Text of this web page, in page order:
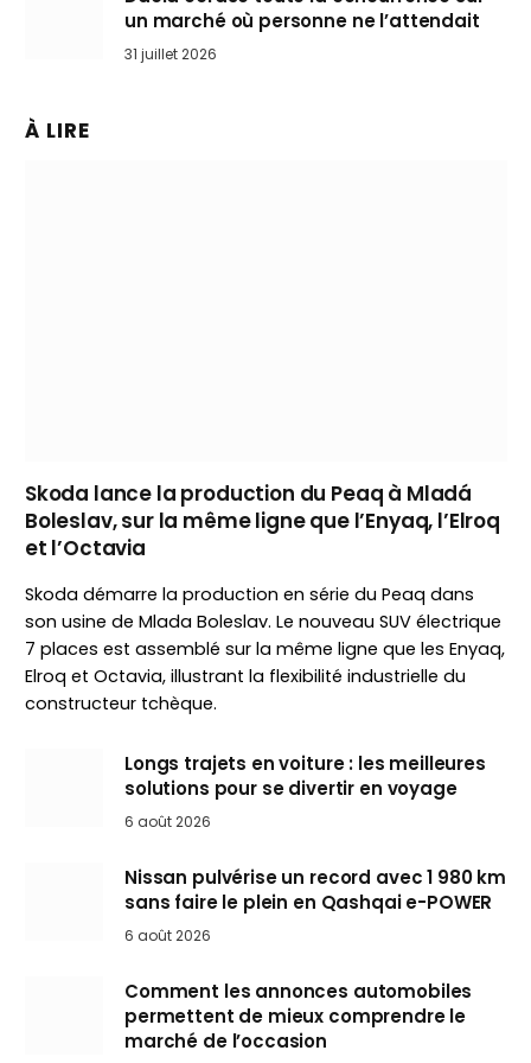
un marché où personne ne l’attendait
31 juillet 2026
À LIRE
Skoda lance la production du Peaq à Mladá
Boleslav, sur la même ligne que l’Enyaq, l’Elroq
et l’Octavia
Skoda démarre la production en série du Peaq dans
son usine de Mlada Boleslav. Le nouveau SUV électrique
7 places est assemblé sur la même ligne que les Enyaq,
Elroq et Octavia, illustrant la flexibilité industrielle du
constructeur tchèque.
Longs trajets en voiture : les meilleures
solutions pour se divertir en voyage
6 août 2026
Nissan pulvérise un record avec 1 980 km
sans faire le plein en Qashqai e-POWER
6 août 2026
Comment les annonces automobiles
permettent de mieux comprendre le
marché de l’occasion